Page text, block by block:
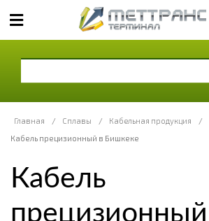
Главная / Сплавы / Кабельная продукция
/
Кабель прецизионный в Бишкеке
Кабель